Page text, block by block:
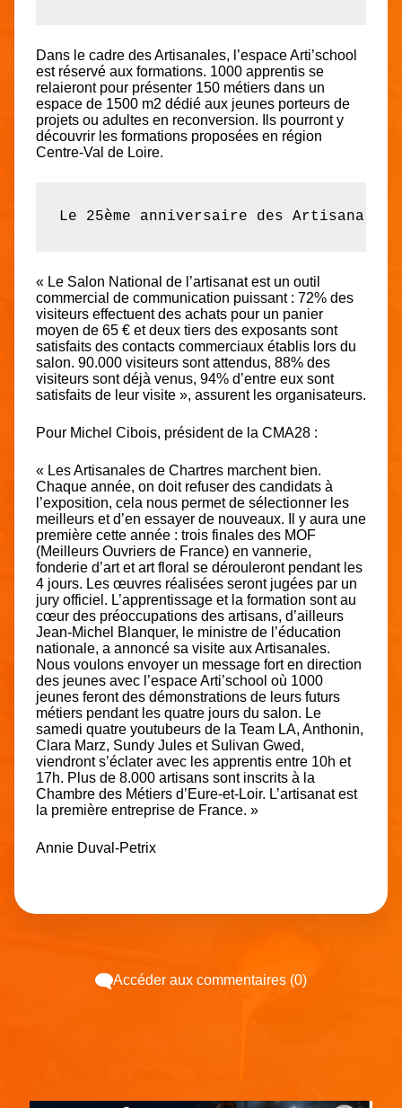
Dans le cadre des Artisanales, l’espace Arti’school
est réservé aux formations. 1000 apprentis se
relaieront pour présenter 150 métiers dans un
espace de 1500 m2 dédié aux jeunes porteurs de
projets ou adultes en reconversion. Ils pourront y
découvrir les formations proposées en région
Centre-Val de Loire.
Le 25ème anniversaire des
« Le Salon National de l’artisanat est un outil
commercial de communication puissant : 72% des
visiteurs effectuent des achats pour un panier
moyen de 65 € et deux tiers des exposants sont
satisfaits des contacts commerciaux établis lors du
salon. 90.000 visiteurs sont attendus, 88% des
visiteurs sont déjà venus, 94% d’entre eux sont
satisfaits de leur visite », assurent les organisateurs.
Pour Michel Cibois, président de la CMA28 :
« Les Artisanales de Chartres marchent bien.
Chaque année, on doit refuser des candidats à
l’exposition, cela nous permet de sélectionner les
meilleurs et d’en essayer de nouveaux. Il y aura une
première cette année : trois finales des MOF
(Meilleurs Ouvriers de France) en vannerie,
fonderie d’art et art floral se dérouleront pendant les
4 jours. Les œuvres réalisées seront jugées par un
jury officiel. L’apprentissage et la formation sont au
cœur des préoccupations des artisans, d’ailleurs
Jean-Michel Blanquer, le ministre de l’éducation
nationale, a annoncé sa visite aux Artisanales.
Nous voulons envoyer un message fort en direction
des jeunes avec l’espace Arti’school où 1000
jeunes feront des démonstrations de leurs futurs
métiers pendant les quatre jours du salon. Le
samedi quatre youtubeurs de la Team LA, Anthonin,
Clara Marz, Sundy Jules et Sulivan Gwed,
viendront s’éclater avec les apprentis entre 10h et
17h. Plus de 8.000 artisans sont inscrits à la
Chambre des Métiers d’Eure-et-Loir. L’artisanat est
la première entreprise de France. »
Annie Duval-Petrix
Accéder aux commentaires (0)